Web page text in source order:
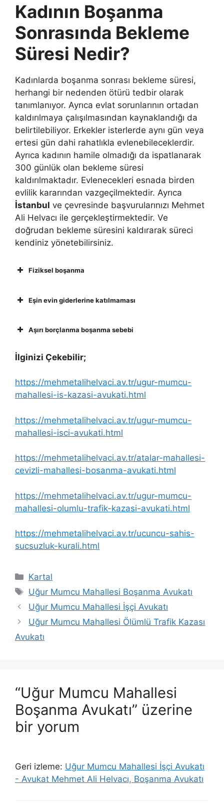
Kadının Boşanma
Sonrasında Bekleme
Süresi Nedir?
Kadınlarda boşanma sonrası bekleme süresi,
herhangi bir nedenden ötürü tedbir olarak
tanımlanıyor. Ayrıca evlat sorunlarının ortadan
kaldırılmaya çalışılmasından kaynaklandığı da
belirtilebiliyor. Erkekler isterlerde aynı gün veya
ertesi gün dahi rahatlıkla evlenebileceklerdir.
Ayrıca kadının hamile olmadığı da ispatlanarak
300 günlük olan bekleme süresi
kaldırılmaktadır. Evlenecekleri esnada birden
evlilik kararından vazgeçilmektedir. Ayrıca
İstanbul ve çevresinde başvurularınızı Mehmet
Ali Helvacı ile gerçekleştirmektedir. Ve
doğrudan bekleme süresini kaldırarak süreci
kendiniz yönetebilirsiniz.
Fiziksel boşanma
Eşin evin giderlerine katılmaması
Aşırı borçlanma boşanma sebebi
İlginizi Çekebilir;
https://mehmetalihelvaci.av.tr/ugur-mumcu-
mahallesi-is-kazasi-avukati.html
https://mehmetalihelvaci.av.tr/ugur-mumcu-
mahallesi-isci-avukati.html
https://mehmetalihelvaci.av.tr/atalar-mahallesi-
cevizli-mahallesi-bosanma-avukati.html
https://mehmetalihelvaci.av.tr/ugur-mumcu-
mahallesi-olumlu-trafik-kazasi-avukati.html
https://mehmetalihelvaci.av.tr/ucuncu-sahis-
sucsuzluk-kurali.html
Kategoriler
Kartal
Etiketler
Uğur Mumcu Mahallesi Boşanma Avukatı
Uğur Mumcu Mahallesi İşçi Avukatı
Uğur Mumcu Mahallesi Ölümlü Trafik Kazası
Avukatı
“Uğur Mumcu Mahallesi
Boşanma Avukatı” üzerine
bir yorum
Geri izleme: Uğur Mumcu Mahallesi İşçi Avukatı
- Avukat Mehmet Ali Helvacı, Boşanma Avukatı